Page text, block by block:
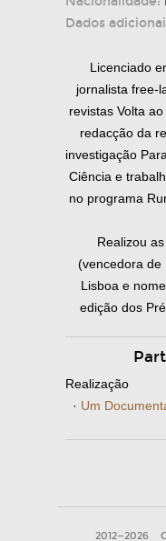
Dados
Licenciado
jornalista free-
revistas Volta
redacção da
investigação
Ciência e
no programa
Realizou
(vencedora de
Lisboa e
edição dos
Realização
· Um
2012—2026